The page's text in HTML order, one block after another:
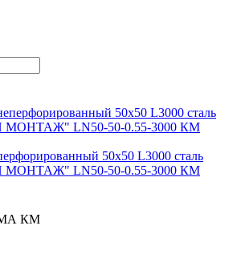
50х50 L3000 сталь
LN50-50-0.55-3000 КМ
КМ